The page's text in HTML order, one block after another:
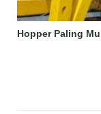
Hopper Paling